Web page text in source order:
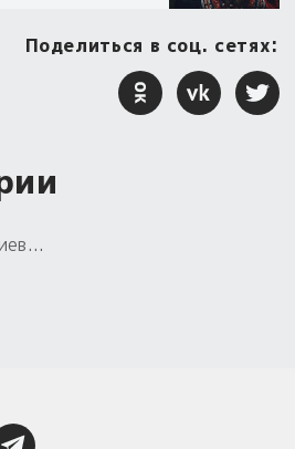
Поделиться в соц. сетях: